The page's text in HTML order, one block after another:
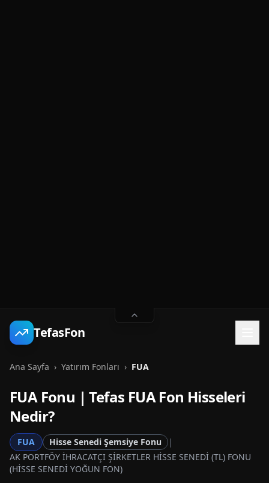
TefasFon
Ana Sayfa › Yatırım Fonları › FUA
FUAFonu | Tefas FUAFon Hisseleri
Nedir?
FUA Hisse Senedi Şemsiye Fonu
|
AK PORTFÖY İHRACATÇI ŞİRKETLER HİSSE SENEDİ (TL) FONU
(HİSSE SENEDİ YOĞUN FON)